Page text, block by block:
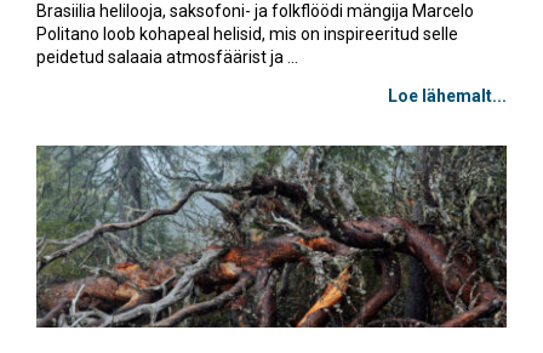
Brasiilia helilooja, saksofoni- ja folkflöödi mängija Marcelo
Politano loob kohapeal helisid, mis on inspireeritud selle
peidetud salaaia atmosfäärist ja ...
Loe lähemalt...